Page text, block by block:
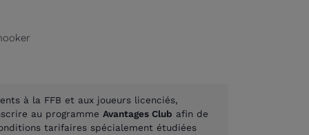
à la FFB et aux joueurs licenciés,
au programme Avantages Club afin de
tarifaires spécialement étudiées